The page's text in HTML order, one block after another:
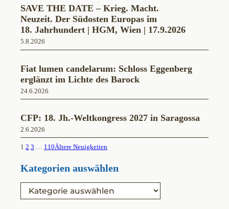
SAVE THE DATE – Krieg. Macht.
Neuzeit. Der Südosten Europas im
18. Jahrhundert | HGM, Wien | 17.9.2026
5.8.2026
Fiat lumen candelarum: Schloss Eggenberg
erglänzt im Lichte des Barock
24.6.2026
CFP: 18. Jh.-Weltkongress 2027 in Saragossa
2.6.2026
1 2 3 … 110Ältere Neuigkeiten
Kategorien auswählen